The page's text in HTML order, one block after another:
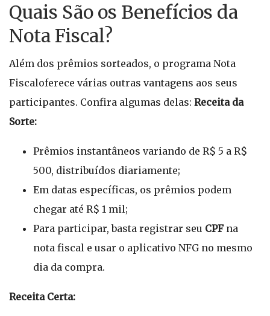
Quais São os Benefícios da
Nota Fiscal?
Além dos prêmios sorteados, o programa Nota
Fiscaloferece várias outras vantagens aos seus
participantes. Confira algumas delas: Receita da
Sorte:
Prêmios instantâneos variando de R$ 5 a R$
500, distribuídos diariamente;
Em datas específicas, os prêmios podem
chegar até R$ 1 mil;
Para participar, basta registrar seu CPFna
nota fiscal e usar o aplicativo NFG no mesmo
dia da compra.
Receita Certa: